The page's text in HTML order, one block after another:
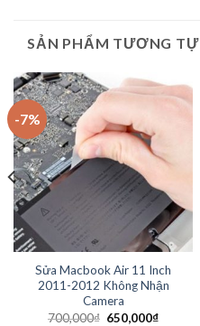
SẢN PHẨM TƯƠNG TỰ
-7%
Sửa Macbook Air 11 Inch
2011-2012 Không Nhận
Camera
700,000₫ 650,000₫